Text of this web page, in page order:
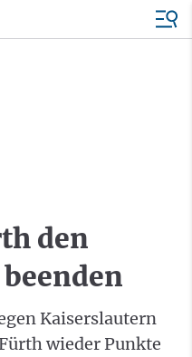
den
Kaiserslautern
wieder Punkte